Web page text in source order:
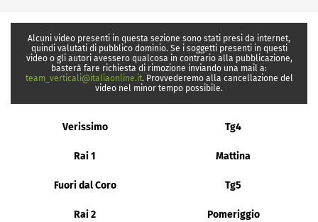
Alcuni video presenti in questa sezione sono stati presi da internet,
quindi valutati di pubblico dominio. Se i soggetti presenti in questi
video o gli autori avessero qualcosa in contrario alla pubblicazione,
basterà fare richiesta di rimozione inviando una mail a:
team_verticali@italiaonline.it. Provvederemo alla cancellazione del
video nel minor tempo possibile.
Verissimo Tg4
Rai 1 Mattina
Fuori dal Coro Tg5
Rai 2 Pomeriggio